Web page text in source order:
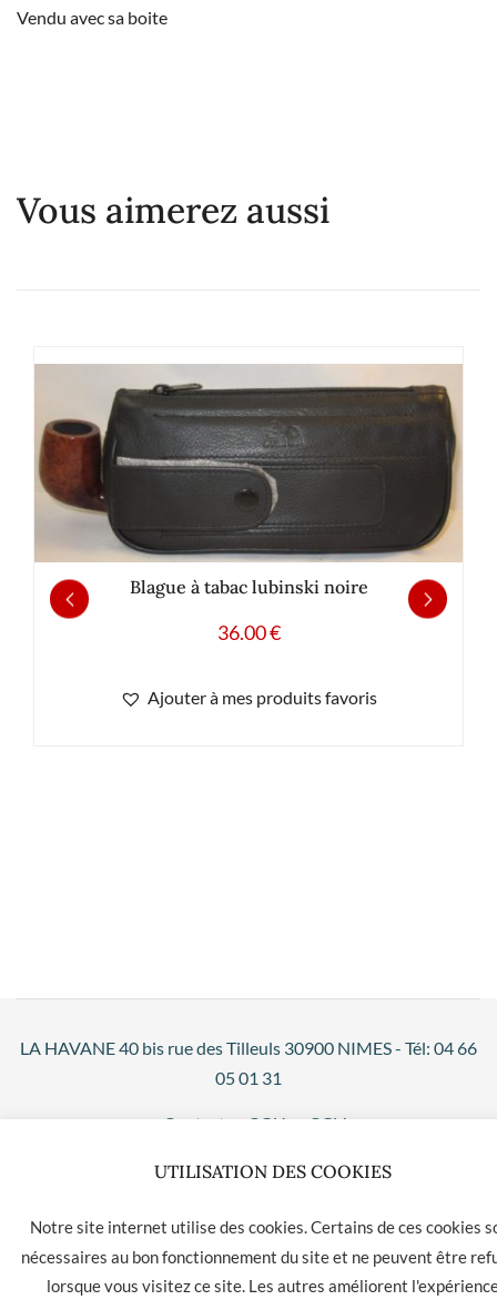
Vendu avec sa boite
Vous aimerez aussi
Blague à tabac lubinski noire
36.00€
Ajouter à mes produits favoris
LA HAVANE 40 bis rue des Tilleuls 30900 NIMES - Tél: 04 66
05 01 31
Contact CGU CGV
UTILISATION DES COOKIES
Notre site internet utilise des cookies. Certains de ces cookies
nécessaires au bon fonctionnement du site et ne peuvent être
lorsque vous visitez ce site. Les autres améliorent